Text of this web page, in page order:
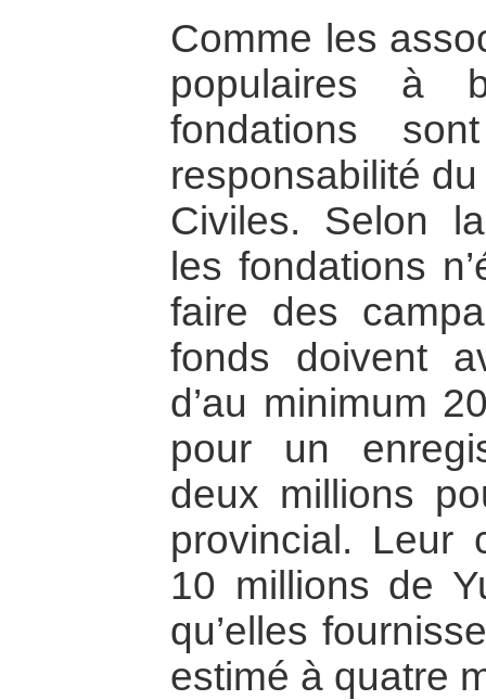
Comme les
populaires à
fondations
responsabilité
Civiles. Selon
les fondations
faire des
fonds doivent
d’au minimum
pour un
deux millions
provincial. Leur
10 millions de
qu’elles
estimé à quatre